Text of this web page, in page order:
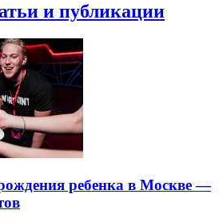
и публикации
ребенка в Москве —